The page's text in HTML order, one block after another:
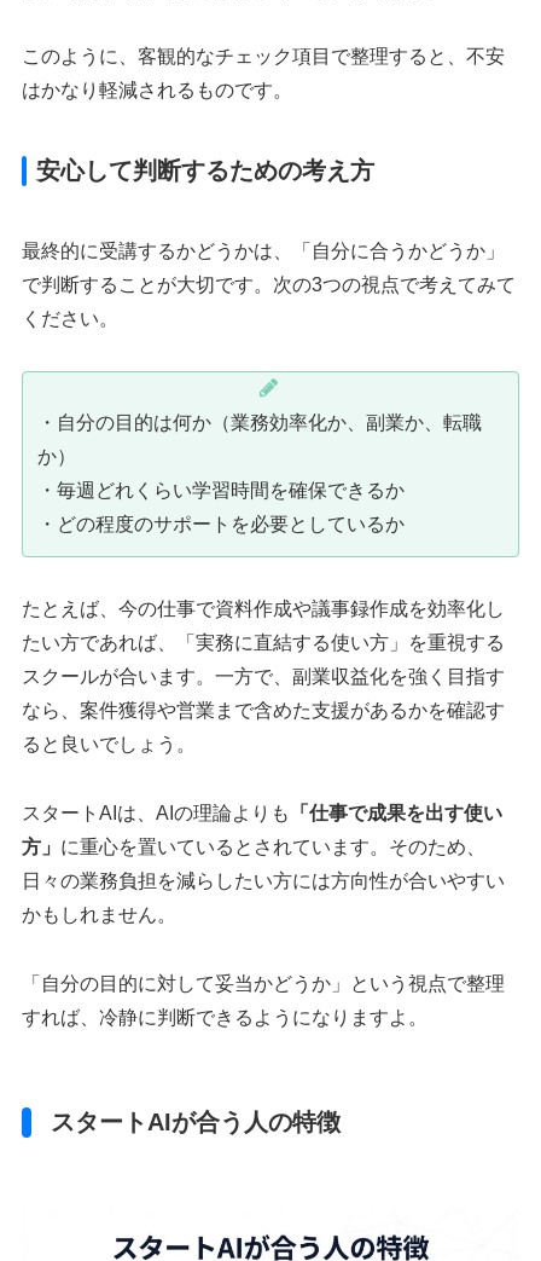
このように、客観的なチェック項目で整理すると、不安
はかなり軽減されるものです。
安心して判断するための考え方
最終的に受講するかどうかは、「自分に合うかどうか」
で判断することが大切です。次の3つの視点で考えてみて
ください。
・自分の目的は何か（業務効率化か、副業か、転職
か）
・毎週どれくらい学習時間を確保できるか
・どの程度のサポートを必要としているか
たとえば、今の仕事で資料作成や議事録作成を効率化し
たい方であれば、「実務に直結する使い方」を重視する
スクールが合います。一方で、副業収益化を強く目指す
なら、案件獲得や営業まで含めた支援があるかを確認す
ると良いでしょう。
スタートAIは、AIの理論よりも
「仕事で成果を出す使い
方」 に重心を置いているとされています。そのため、
日々の業務負担を減らしたい方には方向性が合いやすい
かもしれません。
「自分の目的に対して妥当かどうか」という視点で整理
すれば、冷静に判断できるようになりますよ。
スタートAIが合う人の特徴